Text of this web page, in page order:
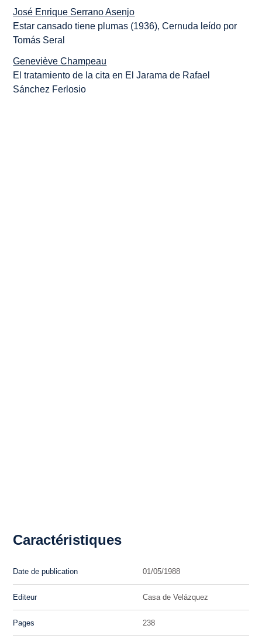
José Enrique Serrano Asenjo
Estar cansado tiene plumas (1936), Cernuda leído por
Tomás Seral
Geneviève Champeau
El tratamiento de la cita en El Jarama de Rafael
Sánchez Ferlosio
Caractéristiques
Date de publication 01/05/1988
Editeur Casa de Velázquez
Pages 238